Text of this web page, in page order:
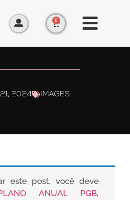
0
2024 IMAGES
este post, você deve
ANUAL PGB,